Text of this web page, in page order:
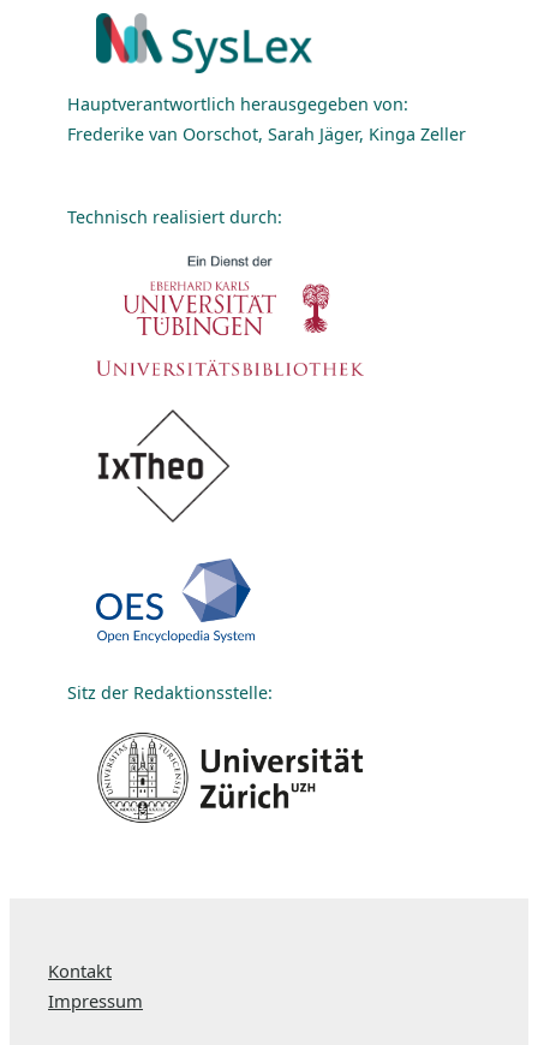
Hauptverantwortlich herausgegeben von:
Frederike van Oorschot, Sarah Jäger, Kinga Zeller
Technisch realisiert durch:
Sitz der Redaktionsstelle:
Kontakt
Impressum